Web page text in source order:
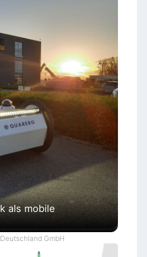
als mobile
GmbH